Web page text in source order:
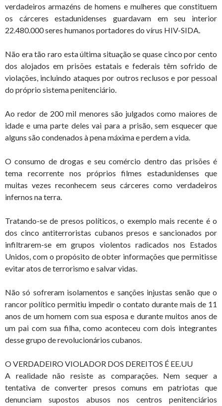
verdadeiros armazéns de homens e mulheres que constituem
os cárceres estadunidenses guardavam em seu interior
22.480.000 seres humanos portadores do vírus HIV-SIDA.
Não era tão raro esta última situação se quase cinco por cento
dos alojados em prisões estatais e federais têm sofrido de
violações, incluindo ataques por outros reclusos e por pessoal
do próprio sistema penitenciário.
Ao redor de 200 mil menores são julgados como maiores de
idade e uma parte deles vai para a prisão, sem esquecer que
alguns são condenados à pena máxima e perdem a vida.
O consumo de drogas e seu comércio dentro das prisões é
tema recorrente nos próprios filmes estadunidenses que
muitas vezes reconhecem seus cárceres como verdadeiros
infernos na terra.
Tratando-se de presos políticos, o exemplo mais recente é o
dos cinco antiterroristas cubanos presos e sancionados por
infiltrarem-se em grupos violentos radicados nos Estados
Unidos, com o propósito de obter informações que permitisse
evitar atos de terrorismo e salvar vidas.
Não só sofreram isolamentos e sanções injustas senão que o
rancor político permitiu impedir o contato durante mais de 11
anos de um homem com sua esposa e durante muitos anos de
um pai com sua filha, como aconteceu com dois integrantes
desse grupo de revolucionários cubanos.
O VERDADEIRO VIOLADOR DOS DEREITOS É EE.UU
A realidade não resiste as comparações. Nem sequer a
tentativa de converter presos comuns em patriotas que
denunciam supostos abusos nos centros penitenciários